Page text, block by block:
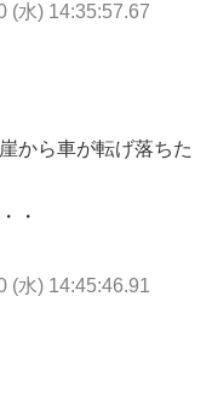
(水) 14:35:57.67
から車が転げ落ちた
・
(水) 14:45:46.91